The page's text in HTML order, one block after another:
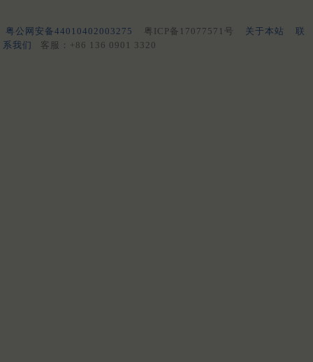
粤公网安备44010402003275 粤ICP备17077571号 关于本站
联
系我们
客服：+86 136 0901 3320